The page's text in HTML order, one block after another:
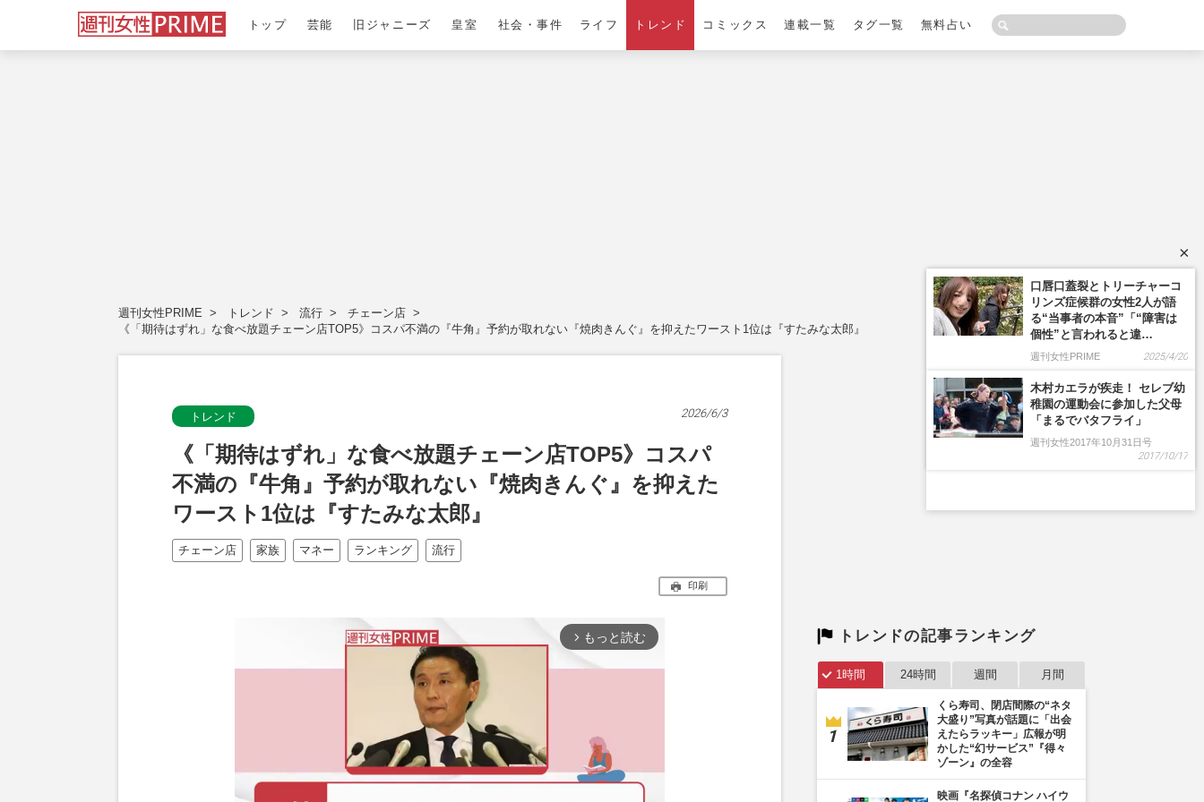
トップ 芸能 旧ジャニーズ 皇室 社会・事件 ライフ トレンド コミックス 連載一覧 タグ一覧 無料占い
週刊女性PRIME トレンド 流行
チェーン店
《「期待はずれ」な食べ放題チェーン店TOP5》コスパ不満の『牛角』予約が取れない『焼肉きんぐ』を抑えたワースト1位は『すたみな太郎』
トレンド 2026/6/3
《「期待はずれ」な食べ放題チェーン店TOP5》コスパ
不満の『牛角』予約が取れない『焼肉きんぐ』を抑えた
ワースト1位は『すたみな太郎』
チェーン店 家族 マネー ランキング 流行
印刷
arrow_forward_ios もっと読む トレンドの記事ランキング
1時間 24時間 週間 月間
くら寿司、閉店間際の“ネタ
大盛り”写真が話題に「出会
えたらラッキー」広報が明
かした“幻サービス”『得々
ゾーン』の全容
映画『名探偵コナン ハイウ
×